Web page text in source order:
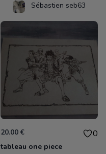
Sébastien seb63
20.00 € 0
tableau one piece